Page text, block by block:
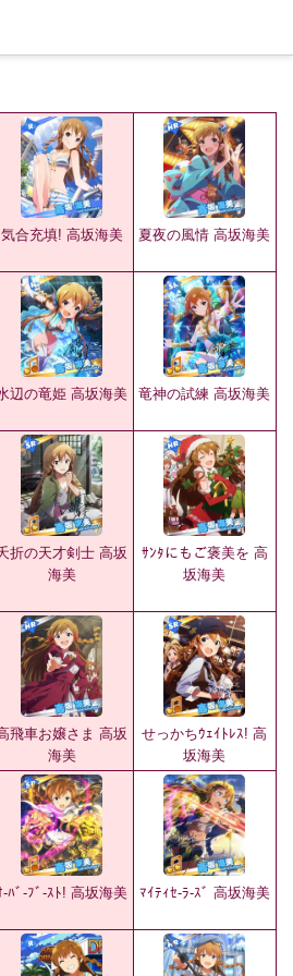
気合充填! 高坂海美 夏夜の風情 高坂海美
辺の竜姫 高坂海美 竜神の試練 高坂海美
折の天才剣士 高坂
海美
ｻﾝﾀにもご褒美を 高
坂海美
飛車お嬢さま 高坂
海美
せっかちｳｪｲﾄﾚｽ! 高
坂海美
-ﾊﾞ-ﾌﾞ-ｽﾄ! 高坂海美 ﾏｲﾃｨｾ-ﾗ-ｽﾞ 高坂海美